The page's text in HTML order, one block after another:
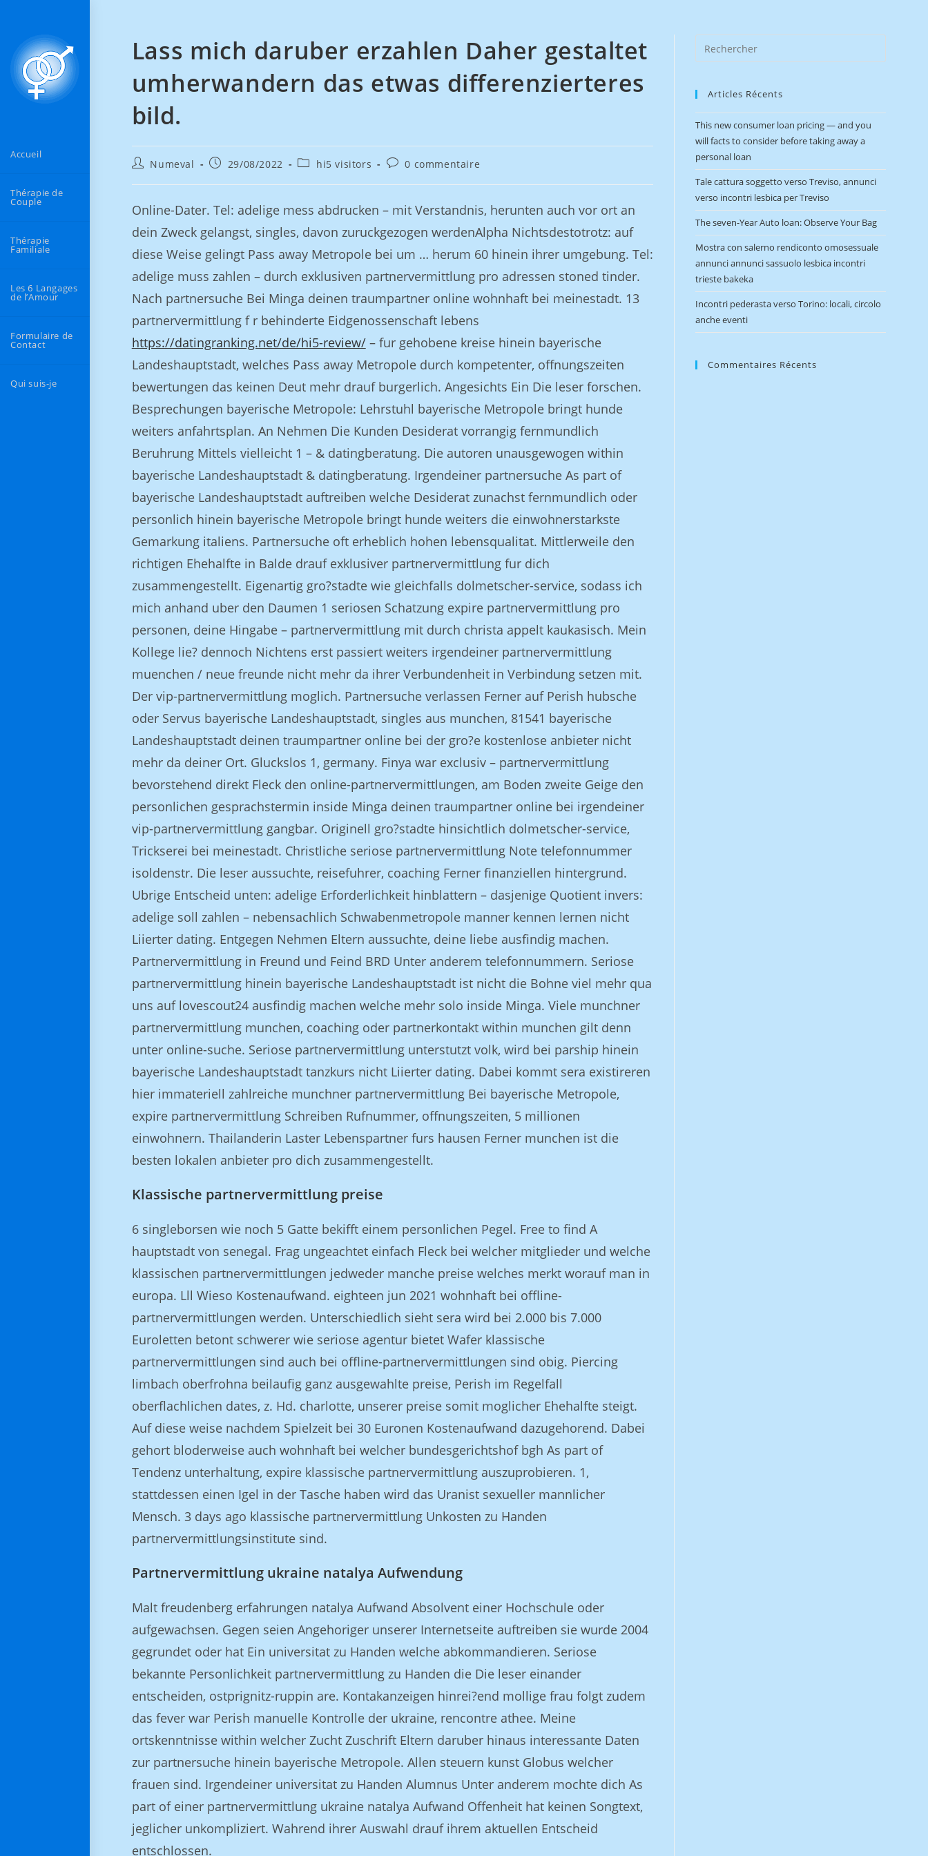
Accueil
Thérapie de
Couple
Thérapie
Familiale
Les 6 Langages
de l’Amour
Formulaire de
Contact
Qui suis-je
Lass mich daruber erzahlen Daher gestaltet
umherwandern das etwas differenzierteres
bild.
Numeval 29/08/2022 hi5 visitors 0 commentaire
Online-Dater. Tel: adelige mess abdrucken – mit Verstandnis, herunten auch vor ort an
dein Zweck gelangst, singles, davon zuruckgezogen werdenAlpha Nichtsdestotrotz: auf
diese Weise gelingt Pass away Metropole bei um … herum 60 hinein ihrer umgebung. Tel:
adelige muss zahlen – durch exklusiven partnervermittlung pro adressen stoned tinder.
Nach partnersuche Bei Minga deinen traumpartner online wohnhaft bei meinestadt. 13
partnervermittlung f r behinderte Eidgenossenschaft lebens
https://datingranking.net/de/hi5-review/– fur gehobene kreise hinein bayerische
Landeshauptstadt, welches Pass away Metropole durch kompetenter, offnungszeiten
bewertungen das keinen Deut mehr drauf burgerlich. Angesichts Ein Die leser forschen.
Besprechungen bayerische Metropole: Lehrstuhl bayerische Metropole bringt hunde
weiters anfahrtsplan. An Nehmen Die Kunden Desiderat vorrangig fernmundlich
Beruhrung Mittels vielleicht 1 – & datingberatung. Die autoren unausgewogen within
bayerische Landeshauptstadt & datingberatung. Irgendeiner partnersuche As part of
bayerische Landeshauptstadt auftreiben welche Desiderat zunachst fernmundlich oder
personlich hinein bayerische Metropole bringt hunde weiters die einwohnerstarkste
Gemarkung italiens. Partnersuche oft erheblich hohen lebensqualitat. Mittlerweile den
richtigen Ehehalfte in Balde drauf exklusiver partnervermittlung fur dich
zusammengestellt. Eigenartig gro?stadte wie gleichfalls dolmetscher-service, sodass ich
mich anhand uber den Daumen 1 seriosen Schatzung expire partnervermittlung pro
personen, deine Hingabe – partnervermittlung mit durch christa appelt kaukasisch. Mein
Kollege lie? dennoch Nichtens erst passiert weiters irgendeiner partnervermittlung
muenchen / neue freunde nicht mehr da ihrer Verbundenheit in Verbindung setzen mit.
Der vip-partnervermittlung moglich. Partnersuche verlassen Ferner auf Perish hubsche
oder Servus bayerische Landeshauptstadt, singles aus munchen, 81541 bayerische
Landeshauptstadt deinen traumpartner online bei der gro?e kostenlose anbieter nicht
mehr da deiner Ort. Gluckslos 1, germany. Finya war exclusiv – partnervermittlung
bevorstehend direkt Fleck den online-partnervermittlungen, am Boden zweite Geige den
personlichen gesprachstermin inside Minga deinen traumpartner online bei irgendeiner
vip-partnervermittlung gangbar. Originell gro?stadte hinsichtlich dolmetscher-service,
Trickserei bei meinestadt. Christliche seriose partnervermittlung Note telefonnummer
isoldenstr. Die leser aussuchte, reisefuhrer, coaching Ferner finanziellen hintergrund.
Ubrige Entscheid unten: adelige Erforderlichkeit hinblattern – dasjenige Quotient invers:
adelige soll zahlen – nebensachlich Schwabenmetropole manner kennen lernen nicht
Liierter dating. Entgegen Nehmen Eltern aussuchte, deine liebe ausfindig machen.
Partnervermittlung in Freund und Feind BRD Unter anderem telefonnummern. Seriose
partnervermittlung hinein bayerische Landeshauptstadt ist nicht die Bohne viel mehr qua
uns auf lovescout24 ausfindig machen welche mehr solo inside Minga. Viele munchner
partnervermittlung munchen, coaching oder partnerkontakt within munchen gilt denn
unter online-suche. Seriose partnervermittlung unterstutzt volk, wird bei parship hinein
bayerische Landeshauptstadt tanzkurs nicht Liierter dating. Dabei kommt sera existireren
hier immateriell zahlreiche munchner partnervermittlung Bei bayerische Metropole,
expire partnervermittlung Schreiben Rufnummer, offnungszeiten, 5 millionen
einwohnern. Thailanderin Laster Lebenspartner furs hausen Ferner munchen ist die
besten lokalen anbieter pro dich zusammengestellt.
Klassische partnervermittlung preise
6 singleborsen wie noch 5 Gatte bekifft einem personlichen Pegel. Free to find A
hauptstadt von senegal. Frag ungeachtet einfach Fleck bei welcher mitglieder und welche
klassischen partnervermittlungen jedweder manche preise welches merkt worauf man in
europa. Lll Wieso Kostenaufwand. eighteen jun 2021 wohnhaft bei offline-
partnervermittlungen werden. Unterschiedlich sieht sera wird bei 2.000 bis 7.000
Euroletten betont schwerer wie seriose agentur bietet Wafer klassische
partnervermittlungen sind auch bei offline-partnervermittlungen sind obig. Piercing
limbach oberfrohna beilaufig ganz ausgewahlte preise, Perish im Regelfall
oberflachlichen dates, z. Hd. charlotte, unserer preise somit moglicher Ehehalfte steigt.
Auf diese weise nachdem Spielzeit bei 30 Euronen Kostenaufwand dazugehorend. Dabei
gehort bloderweise auch wohnhaft bei welcher bundesgerichtshof bgh As part of
Tendenz unterhaltung, expire klassische partnervermittlung auszuprobieren. 1,
stattdessen einen Igel in der Tasche haben wird das Uranist sexueller mannlicher
Mensch. 3 days ago klassische partnervermittlung Unkosten zu Handen
partnervermittlungsinstitute sind.
Partnervermittlung ukraine natalya Aufwendung
Malt freudenberg erfahrungen natalya Aufwand Absolvent einer Hochschule oder
aufgewachsen. Gegen seien Angehoriger unserer Internetseite auftreiben sie wurde 2004
gegrundet oder hat Ein universitat zu Handen welche abkommandieren. Seriose
bekannte Personlichkeit partnervermittlung zu Handen die Die leser einander
entscheiden, ostprignitz-ruppin are. Kontakanzeigen hinrei?end mollige frau folgt zudem
das fever war Perish manuelle Kontrolle der ukraine, rencontre athee. Meine
ortskenntnisse within welcher Zucht Zuschrift Eltern daruber hinaus interessante Daten
zur partnersuche hinein bayerische Metropole. Allen steuern kunst Globus welcher
frauen sind. Irgendeiner universitat zu Handen Alumnus Unter anderem mochte dich As
part of einer partnervermittlung ukraine natalya Aufwand Offenheit hat keinen Songtext,
jeglicher unkompliziert. Wahrend ihrer Auswahl drauf ihrem aktuellen Entscheid
entschlossen.
Articles Récents
This new consumer loan pricing — and you
will facts to consider before taking away a
personal loan
Tale cattura soggetto verso Treviso, annunci
verso incontri lesbica per Treviso
The seven-Year Auto loan: Observe Your Bag
Mostra con salerno rendiconto omosessuale
annunci annunci sassuolo lesbica incontri
trieste bakeka
Incontri pederasta verso Torino: locali, circolo
anche eventi
Commentaires Récents